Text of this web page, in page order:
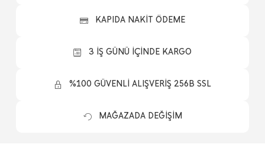
KAPIDA NAKİT ÖDEME
3 İŞ GÜNÜ İÇİNDE KARGO
%100 GÜVENLİ ALIŞVERİŞ 256B SSL
MAĞAZADA DEĞİŞİM